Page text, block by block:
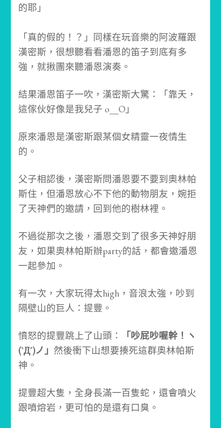
的耶」
「真的假的！？」 同樣在玩音樂的阿波羅跟
漢密斯，很想聽看看潘恩的笛子到底有多
強，就揪團來聽潘恩演奏。
結果潘恩笛子一吹，漢密斯大驚：「靠夭，
這傢伙好像是我兒子 o__O」
原來潘恩是漢密斯跟某個女精靈一夜情生
的。
父子相認後，漢密斯問潘恩要不要到奧林帕
斯住，但潘恩放心不下他的動物朋友，婉拒
了天神們的邀請，回到他的樹林裡。
不過從那次之後，潘恩交到了很多天神好朋
友，如果奧林帕斯辦party的話，都會邀潘恩
一起參加。
有一次，大家玩得太high，音浪太強，吵到
隔壁山的巨人：提豐。
憤怒的提豐跳上了山頭：
「吵屁吵喔幹！ヽ
(`Д´)ノ」 然後衝下山想要揍死這群奧林帕斯
神。
提豐超大隻，全身長滿一百隻蛇，還會噴火
跟噴熔岩，更可怕的是還有口臭。